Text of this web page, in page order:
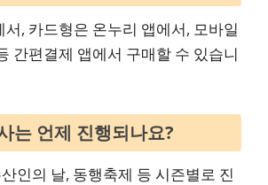
, 카드형은 온누리 앱에서, 모바일
간편결제 앱에서 구매할 수 있습니
는 언제 진행되나요?
인의 날, 동행축제 등 시즌별로 진